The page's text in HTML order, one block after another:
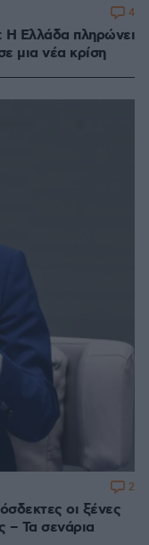
Η Ελλάδα πληρώνει
μια νέα κρίση
4
οι ξένες
– Τα σενάρια
2